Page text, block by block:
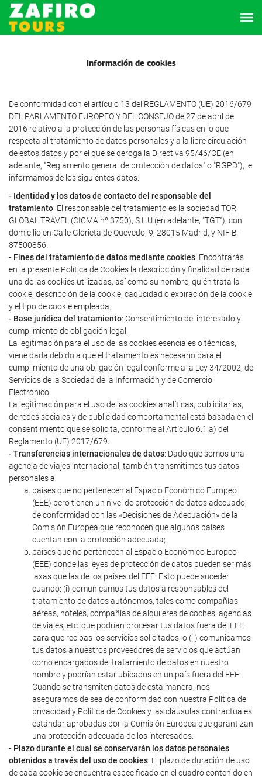
Información de cookies
De conformidad con el artículo 13 del REGLAMENTO (UE) 2016/679
DEL PARLAMENTO EUROPEO Y DEL CONSEJO de 27 de abril de
2016 relativo a la protección de las personas físicas en lo que
respecta al tratamiento de datos personales y a la libre circulación
de estos datos y por el que se deroga la Directiva 95/46/CE (en
adelante, "Reglamento general de protección de datos" o "RGPD"), le
informamos de los siguientes datos:
- Identidad y los datos de contacto del responsable del
tratamiento: El responsable del tratamiento es la sociedad TOR
GLOBAL TRAVEL (CICMA nº 3750), S.L.U (en adelante, "TGT"), con
domicilio en Calle Glorieta de Quevedo, 9, 28015 Madrid, y NIF B-
87500856.
- Fines del tratamiento de datos mediante cookies: Encontrarás
en la presente Política de Cookies la descripción y finalidad de cada
una de las cookies utilizadas, así como su nombre, quién trata la
cookie, descripción de la cookie, caducidad o expiración de la cookie
y el tipo de cookie empleada.
- Base jurídica del tratamiento: Consentimiento del interesado y
cumplimiento de obligación legal.
La legitimación para el uso de las cookies esenciales o técnicas,
viene dada debido a que el tratamiento es necesario para el
cumplimiento de una obligación legal conforme a la Ley 34/2002, de
Servicios de la Sociedad de la Información y de Comercio
Electrónico.
La legitimación para el uso de las cookies analíticas, publicitarias,
de redes sociales y de publicidad comportamental está basada en el
consentimiento que se solicita, conforme al Artículo 6.1.a) del
Reglamento (UE) 2017/679.
- Transferencias internacionales de datos: Dado que somos una
agencia de viajes internacional, también transmitimos tus datos
personales a:
países que no pertenecen al Espacio Económico Europeo
(EEE) pero tienen un nivel de protección de datos adecuado,
de conformidad con las «Decisiones de Adecuación» de la
Comisión Europea que reconocen que algunos países
cuentan con la protección adecuada;
países que no pertenecen al Espacio Económico Europeo
(EEE) donde las leyes de protección de datos pueden ser más
laxas que las de los países del EEE. Esto puede suceder
cuando: (i) comunicamos tus datos a responsables del
tratamiento de datos autónomos, tales como compañías
aéreas, hoteles, compañías de alquileres de coches, agencias
de viajes, etc. que podrían procesar tus datos fuera del EEE
para que recibas los servicios solicitados; o (ii) comunicamos
tus datos a nuestros proveedores de servicios que actúan
como encargados del tratamiento de datos en nuestro
nombre y podrían estar ubicados en un país fuera del EEE.
Cuando se transmiten datos de esta manera, nos
aseguramos de sea de conformidad con nuestra Política de
privacidad y Política de Cookies y las cláusulas contractuales
estándar aprobadas por la Comisión Europea que garantizan
una protección adecuada de los interesados.
- Plazo durante el cual se conservarán los datos personales
obtenidos a través del uso de cookies: El plazo de duración de uso
de cada cookie se encuentra especificado en el cuadro contenido en